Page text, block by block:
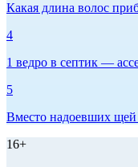
Какая длина волос
4
1 ведро в септик —
5
Вместо надоевших щей
16+